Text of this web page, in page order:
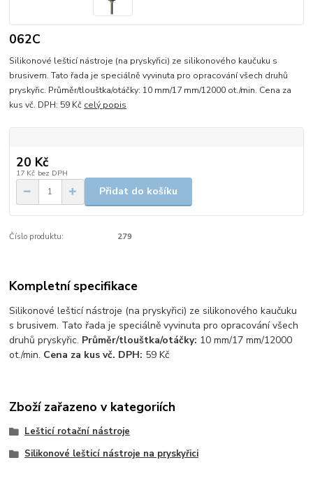
062C
Silikonové lešticí nástroje (na pryskyřici) ze silikonového kaučuku s
brusivem. Tato řada je speciálně vyvinuta pro opracování všech druhů
pryskyřic. Průměr/tlouštka/otáčky: 10 mm/17 mm/12000 ot./min. Cena za
kus vč. DPH: 59 Kč celý popis
20 Kč
17 Kč bez DPH
Přidat do košíku
Číslo produktu: 279
Kompletní specifikace
Silikonové lešticí nástroje (na pryskyřici) ze silikonového kaučuku
s brusivem. Tato řada je speciálně vyvinuta pro opracování všech
druhů pryskyřic. Průměr/tlouštka/otáčky: 10 mm/17 mm/12000
ot./min. Cena za kus vč. DPH: 59 Kč
Zboží zařazeno v kategoriích
Lešticí rotační nástroje
Silikonové lešticí nástroje na pryskyřici